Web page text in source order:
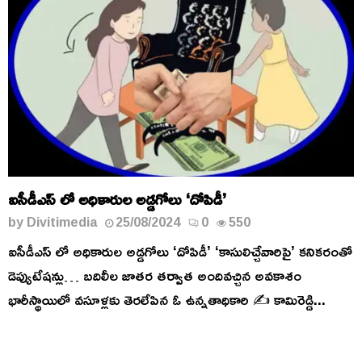
ఐసీడీఎస్ లో అధికారుల అడ్డగోలు ‘దోపిడీ’
byDivitimedia 25/08/2024 0 550
ఐసీడీఎస్ లో అధికారుల అడ్డగోలు ‘దోపిడీ’ ‘కాసులిచ్చేవారిపై’ కనికరంతో
డెప్యుటేషన్లు… బదిలీల జాతర తర్వాత అందివచ్చిన అవకాశం
భారీస్థాయిలో వసూళ్లకు తెరలేపిన ఓ ఉన్నతాధికారి ✍️ కామిరెడ్డి...